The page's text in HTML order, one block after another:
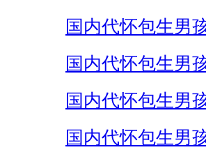
国内代怀包生男
国内代怀包生男
国内代怀包生男
国内代怀包生男